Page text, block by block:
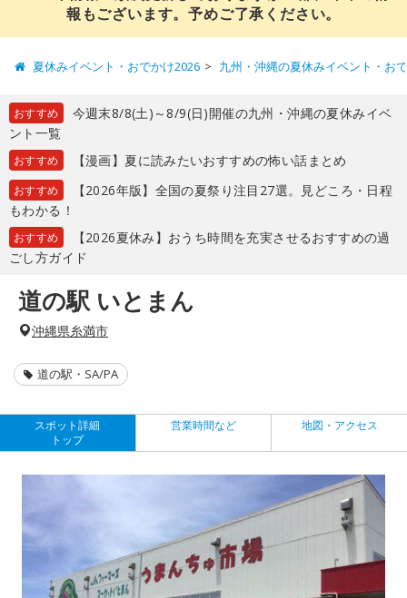
報もございます。予めご了承ください。
夏休みイベント・おでかけ2026 九州・沖縄の夏休みイベント・お
おすすめ
今週末8/8(土)～8/9(日)開催の九州・沖縄の夏休みイベ
ント一覧
おすすめ 【漫画】夏に読みたいおすすめの怖い話まとめ
おすすめ
【2026年版】全国の夏祭り注目27選。見どころ・日程
もわかる！
おすすめ
【2026夏休み】おうち時間を充実させるおすすめの過
ごし方ガイド
道の駅 いとまん
沖縄県糸満市
道の駅・SA/PA
スポット詳細
トップ
営業時間など 地図・アクセス